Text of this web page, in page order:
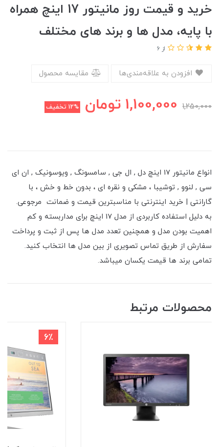
خرید و قیمت روز مانیتور 17 اینچ همراه
با پایه، مدل ها و برند های مختلف
از 6
مقایسه محصول
1,250,000
1,100,000 تومان 12% تخفیف
انواع مانیتور 17 اینچ دل , ال جی , سامسونگ , ویوسونیک , ان ای
سی , لنوو , توشیبا ، مشکی و نقره ای ، بدون خط و خش ، با
گارانتی | خرید اینترنتی با مناسبترین قیمت و ضمانت مرجوعی.
به دلیل استفاده کاربردی از مدل 17 اینچ برای مداربسته و کم
اهمیت بودن مدل و همچنین تعدد مدل ها پس از ثبت و پرداخت
سفارش از طریق تماس تصویری از بین مدل ها انتخاب کنید.
تمامی برند ها قیمت یکسان میباشد.
محصولات مرتبط
6٪